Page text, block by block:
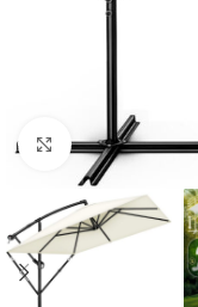
Click to enlarge